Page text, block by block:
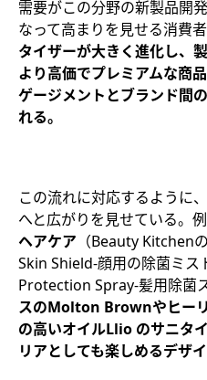
需要がこの分野の新製品開
なって高まりを見せる消費
タイザーが大きく進化し、
より高価でプレミアムな商
ゲージメントとブランド間
れる。
この流れに対応するように
へと広がりを見せている。例
ヘアケア （Beauty Kitchen
Skin Shield‐顔用の除菌ミ
Protection Spray‐髪用除菌
スのMolton Brownやヒー
の高いオイルLlio のサニタ
リアとしても楽しめるデザ